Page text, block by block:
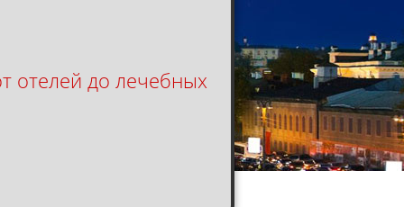
отелей до лечебных